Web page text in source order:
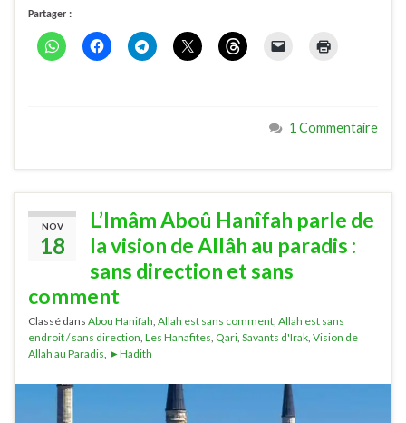
Partager :
1 Commentaire
NOV
18
L’Imâm Aboû Hanîfah parle de
la vision de Allâh au paradis :
sans direction et sans
comment
Classé dans Abou Hanifah Allah est sans comment Allah est sans
endroit / sans direction Les Hanafites Qari Savants d'Irak Vision de
Allah au Paradis ►Hadith